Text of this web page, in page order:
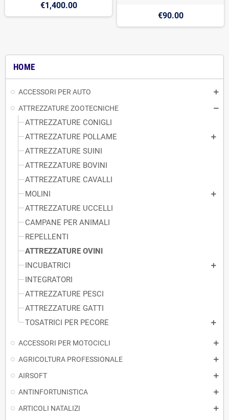
HOME
ACCESSORI PER AUTO
ATTREZZATURE ZOOTECNICHE
ATTREZZATURE CONIGLI
ATTREZZATURE POLLAME
ATTREZZATURE SUINI
ATTREZZATURE BOVINI
ATTREZZATURE CAVALLI
MOLINI
ATTREZZATURE UCCELLI
CAMPANE PER ANIMALI
REPELLENTI
ATTREZZATURE OVINI
INCUBATRICI
INTEGRATORI
ATTREZZATURE PESCI
ATTREZZATURE GATTI
TOSATRICI PER PECORE
ACCESSORI PER MOTOCICLI
AGRICOLTURA PROFESSIONALE
AIRSOFT
ANTINFORTUNISTICA
ARTICOLI NATALIZI
€1,400.00
€90.00